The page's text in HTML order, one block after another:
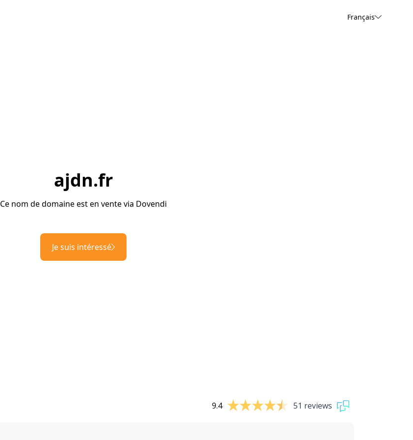
Français
ajdn.fr
Ce nom de domaine est en vente via Dovendi
Je suis intéressé
9.4 51 reviews